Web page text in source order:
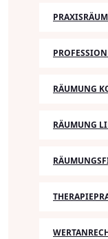
RÄUMUNG
RÄUMUNG